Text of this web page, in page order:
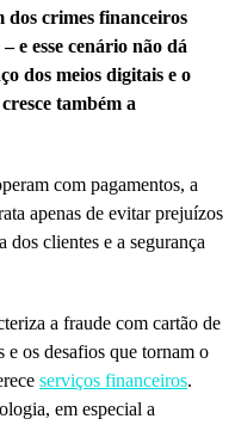
dos crimes financeiros
e esse cenário não dá
dos meios digitais e o
também a
com pagamentos, a
apenas de evitar prejuízos
clientes e a segurança
a fraude com cartão de
e os desafios que tornam o
serviços financeiros.
em especial a